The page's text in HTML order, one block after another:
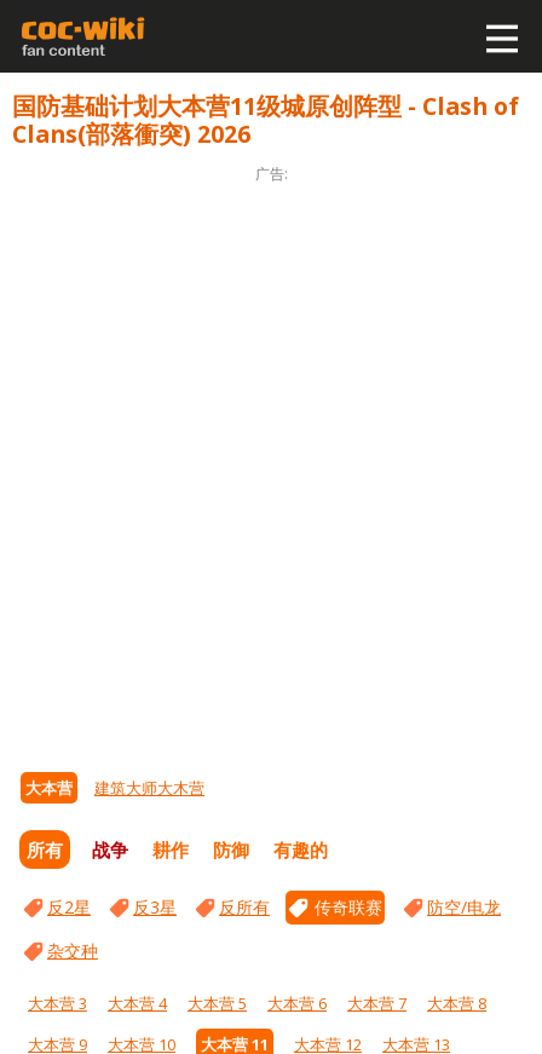
国防基础计划大本营11级城原创阵型 - Clash of
Clans(部落衝突) 2026
广告:
大本营 建筑大师大木营
所有 战争 耕作 防御 有趣的
反2星 反3星 反所有 传奇联赛
防空/电龙
杂交种
大本营 3 大本营 4 大本营 5 大本营 6 大本营 7
大本营 8
大本营 9
大本营 10 大本营 11 大本营 12
大本营 13